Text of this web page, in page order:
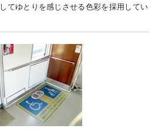
てゆとりを感じさせる色彩を採用してい